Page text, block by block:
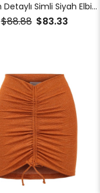
Düğüm Detaylı Simli Siyah Elbise
$83.33
$88.88